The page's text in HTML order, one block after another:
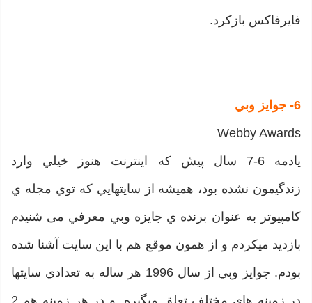
فايرفاکس بازکرد.
6- جوايز وبي
Webby Awards
يادمه 6-7 سال پيش که اينترنت هنوز خيلي وارد
زندگيمون نشده بود، هميشه از سايتهايي که توي مجله ي
کامپيوتر به عنوان برنده ي جايزه وبي معرفي می شنیدم
بازديد ميکردم و از همون موقع هم با اين سايت آشنا شده
بودم. جوايز وبي از سال 1996 هر ساله به تعدادي سايتها
در زمينه هاي مختلف تعلق ميگيره. و در هر زمينه هم 2